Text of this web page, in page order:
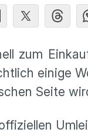
zum
einige
Seite